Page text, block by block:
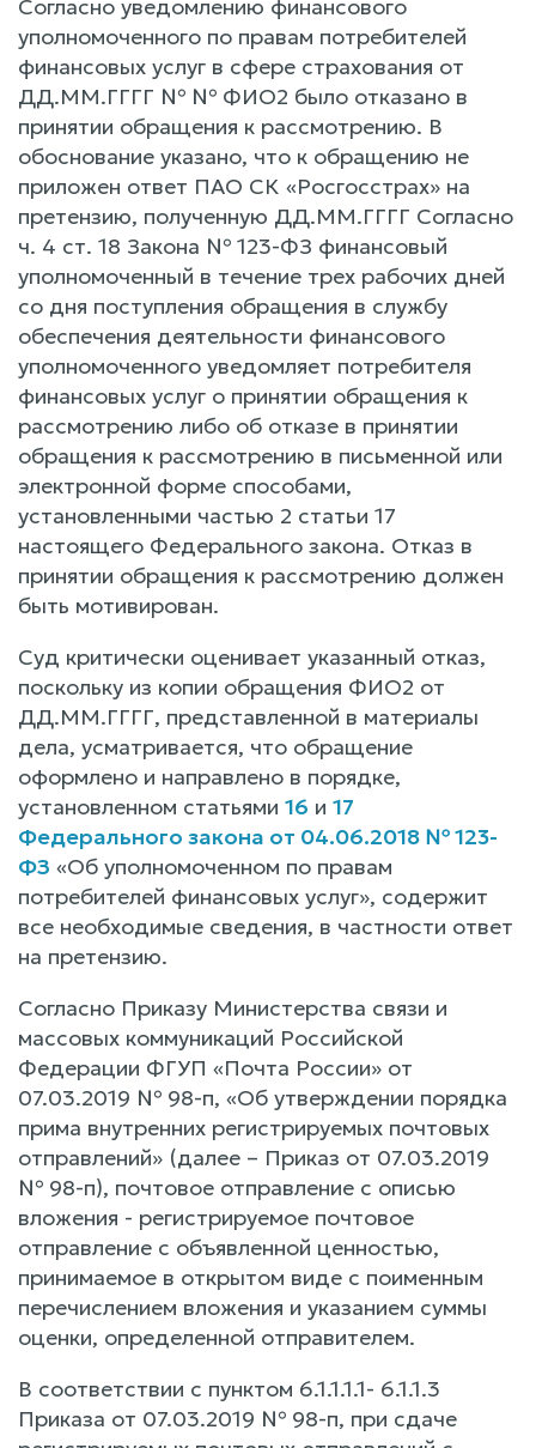
Согласно уведомлению финансового
уполномоченного по правам потребителей
финансовых услуг в сфере страхования от
ДД.ММ.ГГГГ № № ФИО2 было отказано в
принятии обращения к рассмотрению. В
обоснование указано, что к обращению не
приложен ответ ПАО СК «Росгосстрах» на
претензию, полученную ДД.ММ.ГГГГ Согласно
ч. 4 ст. 18 Закона № 123-ФЗ финансовый
уполномоченный в течение трех рабочих дней
со дня поступления обращения в службу
обеспечения деятельности финансового
уполномоченного уведомляет потребителя
финансовых услуг о принятии обращения к
рассмотрению либо об отказе в принятии
обращения к рассмотрению в письменной или
электронной форме способами,
установленными частью 2 статьи 17
настоящего Федерального закона. Отказ в
принятии обращения к рассмотрению должен
быть мотивирован.
Суд критически оценивает указанный отказ,
поскольку из копии обращения ФИО2 от
ДД.ММ.ГГГГ, представленной в материалы
дела, усматривается, что обращение
оформлено и направлено в порядке,
установленном статьями 16 и 17
Федерального закона от 04.06.2018 № 123-
ФЗ «Об уполномоченном по правам
потребителей финансовых услуг», содержит
все необходимые сведения, в частности ответ
на претензию.
Согласно Приказу Министерства связи и
массовых коммуникаций Российской
Федерации ФГУП «Почта России» от
07.03.2019 № 98-п, «Об утверждении порядка
прима внутренних регистрируемых почтовых
отправлений» (далее – Приказ от 07.03.2019
№ 98-п), почтовое отправление с описью
вложения - регистрируемое почтовое
отправление с объявленной ценностью,
принимаемое в открытом виде с поименным
перечислением вложения и указанием суммы
оценки, определенной отправителем.
В соответствии с пунктом 6.1.1.1.1- 6.1.1.3
Приказа от 07.03.2019 № 98-п, при сдаче